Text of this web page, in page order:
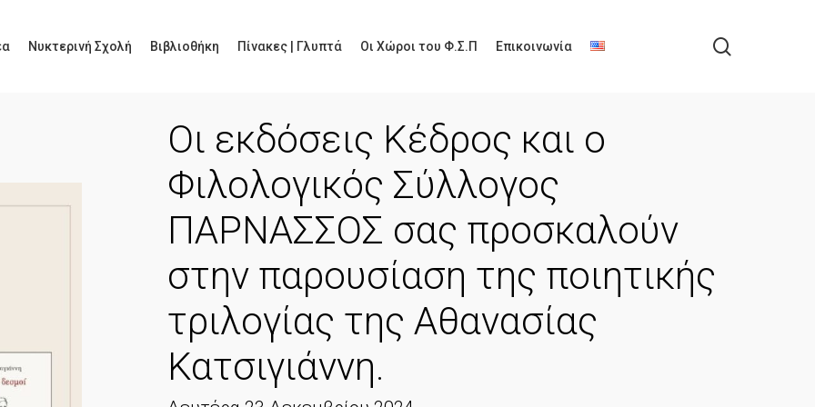
Νυκτερινή Σχολή Βιβλιοθήκη Πίνακες | Γλυπτά Οι Χώροι του Φ.Σ.Π Επικοινωνία
Οι εκδόσεις Κέδρος και ο
Φιλολογικός Σύλλογος
ΠΑΡΝΑΣΣΟΣ σας προσκαλούν
στην παρουσίαση της ποιητικής
τριλογίας της Αθανασίας
Κατσιγιάννη.